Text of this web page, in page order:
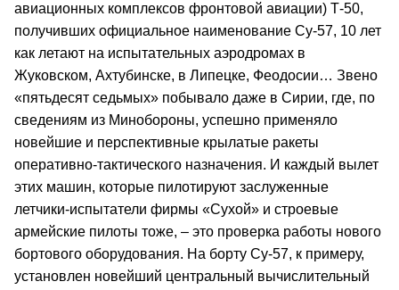
авиационных комплексов фронтовой авиации) Т‑50,
получивших официальное наименование Су‑57, 10 лет
как летают на испытательных аэродромах в
Жуковском, Ахтубинске, в Липецке, Феодосии… Звено
«пятьдесят седьмых» побывало даже в Сирии, где, по
сведениям из Минобороны, успешно применяло
новейшие и перспективные крылатые ракеты
оперативно‑тактического назначения. И каждый вылет
этих машин, которые пилотируют заслуженные
летчики‑испытатели фирмы «Сухой» и строевые
армейские пилоты тоже, – это проверка работы нового
бортового оборудования. На борту Су‑57, к примеру,
установлен новейший центральный вычислительный